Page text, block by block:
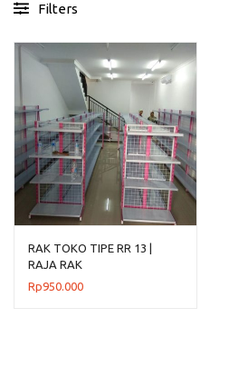
Filters
RAK TOKO TIPE RR 13 |
RAJA RAK
Rp950.000